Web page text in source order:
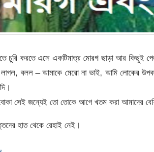
চুরি করতে এসে একটিমাত্র মোরগ ছাড়া আর কিছুই
লাগল, বলল – আমাকে মেরো না ভাই, আমি লোকের
সেই জন্যেই তো তোকে আগে খতম করা আমাদের বেশি
হাত থেকে রেহাই নেই।